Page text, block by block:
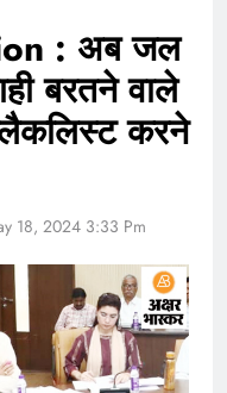
: अब जल
बरतने वाले
करने
18, 2024 3:33 Pm